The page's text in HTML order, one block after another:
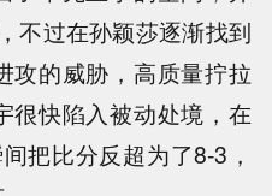
不过在孙颖莎逐渐找到
攻的威胁，高质量拧拉
很快陷入被动处境，在
把比分反超为了8-3，